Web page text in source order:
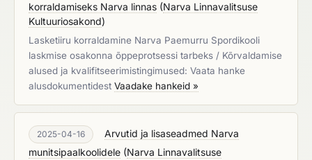
korraldamiseks Narva linnas (Narva Linnavalitsuse
Kultuuriosakond)
Lasketiiru korraldamine Narva Paemurru Spordikooli
laskmise osakonna õppeprotsessi tarbeks / Kõrvaldamise
alused ja kvalifitseerimistingimused: Vaata hanke
alusdokumentidest Vaadake hankeid »
2025-04-16
Arvutid ja lisaseadmed Narva
munitsipaalkoolidele (Narva Linnavalitsuse